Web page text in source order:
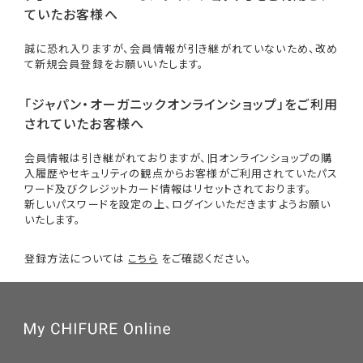
ていたお客様へ
誠に恐れ入りますが、会員情報が引き継がれていないため、改め
て新規会員登録をお願いいたします。
「ジャパン・オーガニックオンラインショップ」をご利用
されていたお客様へ
会員情報は引き継がれておりますが、旧オンラインショップの購
入履歴やセキュリティの観点からお客様がご利用されていたパス
ワード及びクレジットカード情報はリセットされております。
新しいパスワードを設定の上、ログインいただきますようお願い
いたします。
登録方法については こちら をご確認ください。